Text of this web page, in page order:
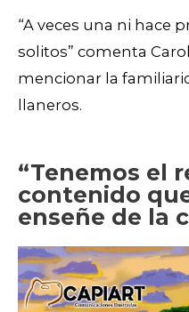
“A veces una ni hace
solitos” comenta
mencionar la
llaneros.
“Tenemos el
contenido
enseñe de la